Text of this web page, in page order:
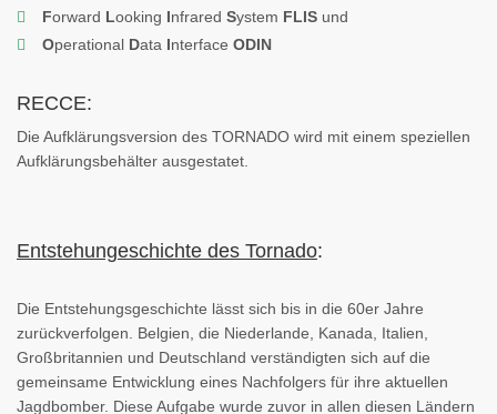
Forward Looking Infrared System FLIS und
Operational Data Interface ODIN
RECCE:
Die Aufklärungsversion des TORNADO wird mit einem speziellen
Aufklärungsbehälter ausgestatet.
Entstehungeschichte des Tornado:
Die Entstehungsgeschichte lässt sich bis in die 60er Jahre
zurückverfolgen. Belgien, die Niederlande, Kanada, Italien,
Großbritannien und Deutschland verständigten sich auf die
gemeinsame Entwicklung eines Nachfolgers für ihre aktuellen
Jagdbomber. Diese Aufgabe wurde zuvor in allen diesen Ländern